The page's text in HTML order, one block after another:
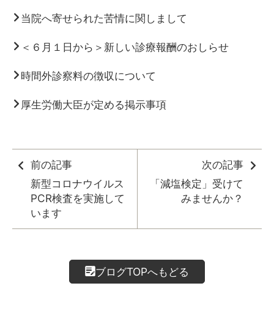
当院へ寄せられた苦情に関しまして
＜６月１日から＞新しい診療報酬のおしらせ
時間外診察料の徴収について
厚生労働大臣が定める掲示事項
前の記事
新型コロナウイルス
PCR検査を実施して
います
次の記事
「減塩検定」受けて
みませんか？
ブログTOPへもどる